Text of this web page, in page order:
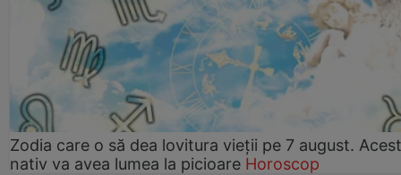
Zodia care o să dea lovitura vieții pe 7 august. Acest
nativ va avea lumea la picioare Horoscop